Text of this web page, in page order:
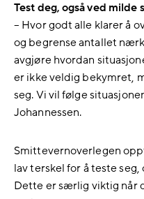
Test deg, også ved milde
– Hvor godt alle klarer å
og begrense antallet
avgjøre hvordan
er ikke veldig bekymret,
seg. Vi vil følge
Johannessen.
Smittevernoverlegen
lav terskel for å teste
Dette er særlig viktig når